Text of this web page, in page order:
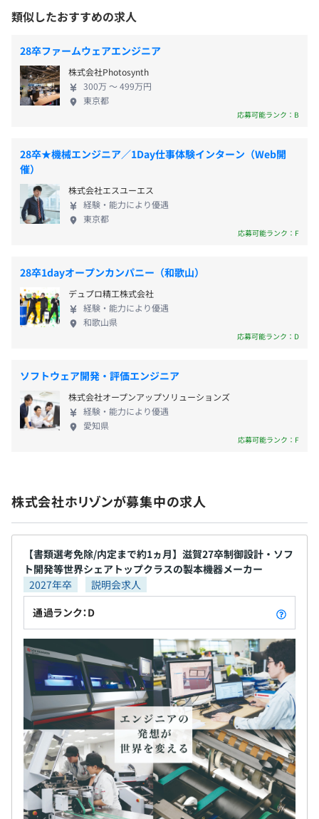
開発部門約60名（比率：メカ5 / 制御3/ ソフト2）
チームリーダー3名
メンバー～20名
す。
あり
社内検定等の制度の有無及びその内容
・資格取得奨励金制度：業務に必要な資格の取得にかかる
話・プログラミング・AI・office系などの通信教育費を会
社が一部負担する制度です。
前年度の有給休暇の平均取得日数
12.5日
前事業年度の育児休業取得者数／出産者数
男性5人/7人
品の企画から、開発、製造、販売のす べてをホリゾ
ングループ内で一貫して手掛けています。創業以来、
脈々と培われてきた「技術力」、多くの部品を内作
する 「製造力」、この2 つがモノづくりの原点 で
す。営業が拾い上げたお客さまの声を開発にフィード
バックし、開発、製造までを一気通貫でおこない、
早期に市場へ製品を投入するサイクルで市場のトッ
ンでは、各事業の機器、提案、開発・製造・販売・
アフターサービスまで手掛けています。 01.製本機器
関連事業 皆さんが手にする本や教科書等の印刷物
は、紙を折る、綴じる、切るなどさまざまな加工が
施されてお手元に届いています。そんな印刷物の「加
工の自動化」を担う製品の開発から製造、販売まで
事業 ホリゾンは製品の自動化だけでなく、工場のス
マートファクトリー化を進め、自動搬送ロボットや
製品とロボットの組み合わせなど、AIやIoTを駆使し
お客様の工場全体の自動化を進めています。 03.ウェ
アプリント関連事業 誰でも手軽に、楽しくプリント
売をおこなっています。 04.アウトドア関連事業 アウ
トドア用品や工業用製品等、 持ち前の技術力、販売
力を生かして新たな収益の柱づくりに注力していま
す。
類似したおすすめの求人
28卒ファームウェアエンジニア
株式会社Photosynth
300万 〜 499万円
東京都
応募可能ランク：B
28卒★機械エンジニア／1Day仕事体験インターン（Web開
催）
株式会社エスユーエス
経験・能力により優遇
東京都
応募可能ランク：F
28卒1dayオープンカンパニー（和歌山）
デュプロ精工株式会社
経験・能力により優遇
和歌山県
応募可能ランク：D
ソフトウェア開発・評価エンジニア
株式会社オープンアップソリューションズ
経験・能力により優遇
愛知県
応募可能ランク：F
株式会社ホリゾンが募集中の求人
【書類選考免除/内定まで約1ヵ月】滋賀27卒制御設計・ソフ
ト開発等世界シェアトップクラスの製本機器メーカー
2027年卒
説明会求人
通過ランク：D